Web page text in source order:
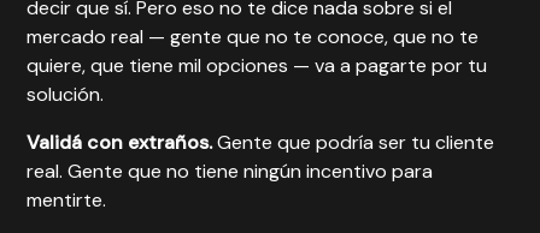
decir que sí. Pero eso no te dice nada sobre si el
mercado real — gente que no te conoce, que no te
quiere, que tiene mil opciones — va a pagarte por tu
solución.
Validá con extraños.Gente que podría ser tu cliente
real. Gente que no tiene ningún incentivo para
mentirte.